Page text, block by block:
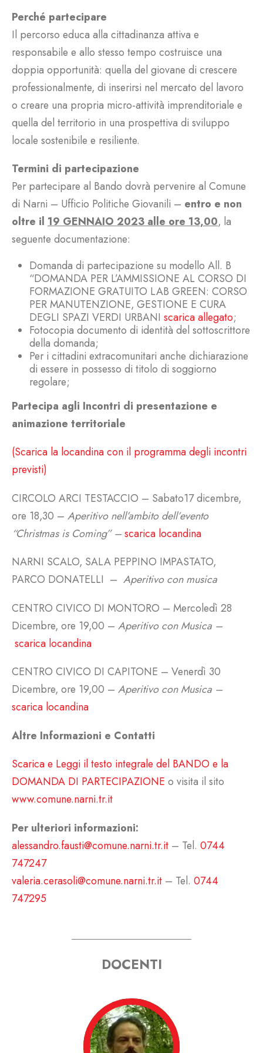
Perché partecipare
Il percorso educa alla cittadinanza attiva e
responsabile e allo stesso tempo costruisce una
doppia opportunità: quella del giovane di crescere
professionalmente, di inserirsi nel mercato del lavoro
o creare una propria micro-attività imprenditoriale e
quella del territorio in una prospettiva di sviluppo
locale sostenibile e resiliente.
Termini di partecipazione
Per partecipare al Bando dovrà pervenire al Comune
di Narni – Ufficio Politiche Giovanili – entro e non
oltre il 19 GENNAIO 2023 alle ore 13,00, la
seguente documentazione:
Domanda di partecipazione su modello All. B
“DOMANDA PER L’AMMISSIONE AL CORSO DI
FORMAZIONE GRATUITO LAB GREEN: CORSO
PER MANUTENZIONE, GESTIONE E CURA
DEGLI SPAZI VERDI URBANI scarica allegato;
Fotocopia documento di identità del sottoscrittore
della domanda;
Per i cittadini extracomunitari anche dichiarazione
di essere in possesso di titolo di soggiorno
regolare;
Partecipa agli Incontri di presentazione e
animazione territoriale
(Scarica la locandina con il programma degli incontri
previsti)
CIRCOLO ARCI TESTACCIO – Sabato17 dicembre,
ore 18,30 – Aperitivo nell’ambito dell’evento
“Christmas is Coming” –scarica locandina
NARNI SCALO, SALA PEPPINO IMPASTATO,
PARCO DONATELLI – Aperitivo con musica
CENTRO CIVICO DI MONTORO – Mercoledì 28
Dicembre, ore 19,00 – Aperitivo con Musica –
scarica locandina
CENTRO CIVICO DI CAPITONE – Venerdì 30
Dicembre, ore 19,00 – Aperitivo con Musica –
scarica locandina
Altre Informazioni e Contatti
Scarica e Leggi il testo integrale del BANDO e la
DOMANDA DI PARTECIPAZIONE o visita il sito
www.comune.narni.tr.it
Per ulteriori informazioni:
alessandro.fausti@comune.narni.tr.it – Tel. 0744
747247
valeria.cerasoli@comune.narni.tr.it – Tel. 0744
747295
DOCENTI